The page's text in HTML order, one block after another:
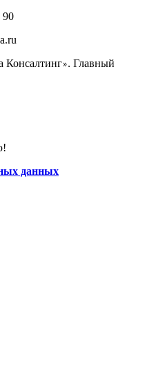
90
Консалтинг». Главный
данных